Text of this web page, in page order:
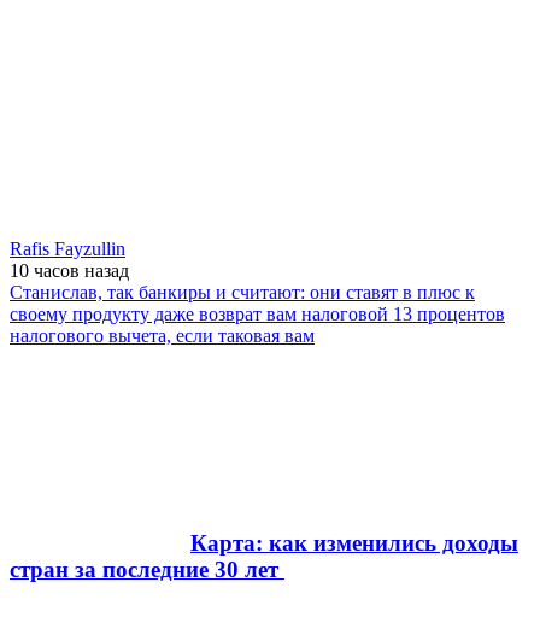
Rafis Fayzullin
10 часов назад
Станислав, так банкиры и считают: они ставят в плюс к
своему продукту даже возврат вам налоговой 13 процентов
налогового вычета, если таковая вам
Карта: как изменились доходы
стран за последние 30 лет